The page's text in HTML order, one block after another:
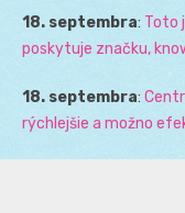
18. septembra: Toto
poskytuje značku,
18. septembra:
rýchlejšie a možno